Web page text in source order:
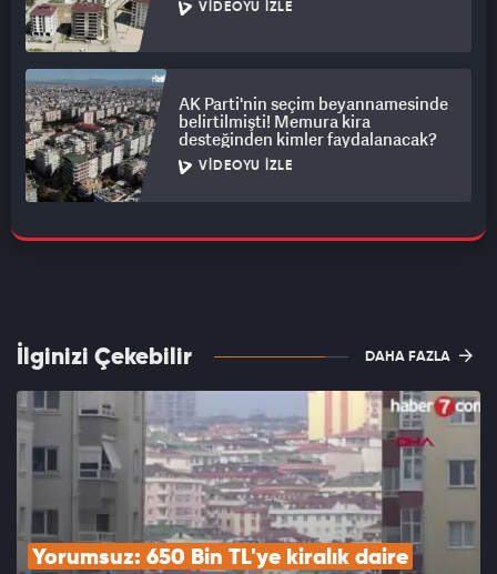
VIDEOYU İZLE
AK Parti'nin seçim beyannamesinde
belirtilmişti! Memura kira
desteğinden kimler faydalanacak?
VIDEOYU İZLE
İlginizi Çekebilir DAHA FAZLA
Yorumsuz: 650 Bin TL'ye kiralık daire